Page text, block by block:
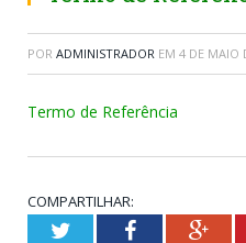
POR ADMINISTRADOR EM 4 DE MAIO
Termo de Referência
COMPARTILHAR:
TwitterFacebook